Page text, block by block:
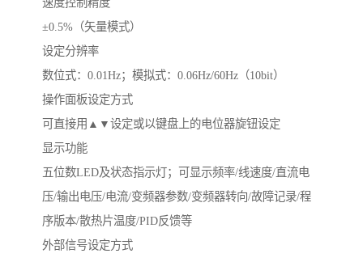
速度控制精度
±0.5%（矢量模式）
设定分辨率
数位式：0.01Hz；模拟式：0.06Hz/60Hz（10bit）
操作面板设定方式
可直接用▲▼设定或以键盘上的电位器旋钮设定
显示功能
五位数LED及状态指示灯；可显示频率/线速度/直流电
压/输出电压/电流/变频器参数/变频器转向/故障记录/程
序版本/散热片温度/PID反馈等
外部信号设定方式